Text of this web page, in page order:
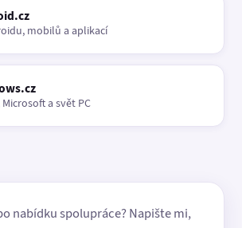
mobilů a aplikací
a svět PC
nabídku spolupráce? Napište mi,